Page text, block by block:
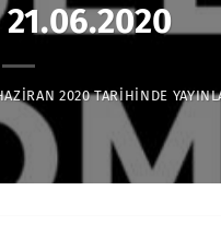
21.06.2020
2020TARIHINDE